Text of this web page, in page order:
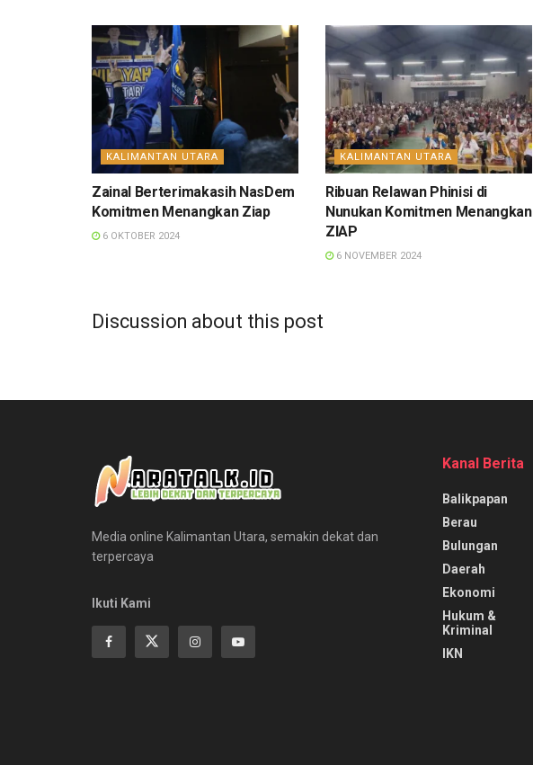
KALIMANTAN UTARA
Zainal Berterimakasih NasDem
Komitmen Menangkan Ziap
6 OKTOBER 2024
KALIMANTAN UTARA
Ribuan Relawan Phinisi di
Nunukan Komitmen Menangkan
ZIAP
6 NOVEMBER 2024
Discussion about this post
Media online Kalimantan Utara, semakin dekat dan
terpercaya
Ikuti Kami
Kanal Berita
Balikpapan
Berau
Bulungan
Daerah
Ekonomi
Hukum &
Kriminal
IKN